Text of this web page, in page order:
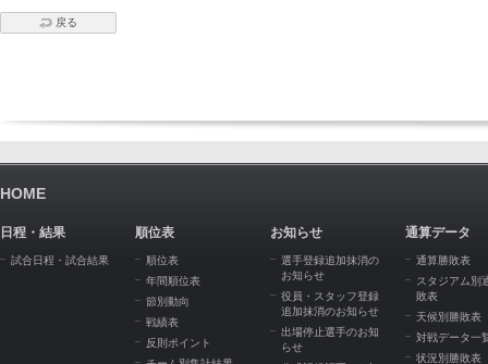
戻る
HOME
日程・結果
試合日程・試合結果
順位表
順位表
年間順位表
節別動向
戦績表
反則ポイント
お知らせ
選手登録追加抹消の
お知らせ
役員・スタッフ登録
追加抹消のお知らせ
出場停止選手のお知
らせ
通算データ
通算勝敗表
スタジアム別
敗表
天候別勝敗表
対戦データ一
状況別勝敗表